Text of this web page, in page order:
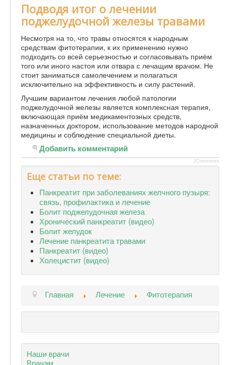
Подводя итог о лечении
поджелудочной железы травами
Несмотря на то, что травы относятся к народным
средствам фитотерапии, к их применению нужно
подходить со всей серьезностью и согласовывать приём
того или иного настоя или отвара с лечащим врачом. Не
стоит заниматься самолечением и полагаться
исключительно на эффективность и силу растений.
Лучшим вариантом лечения любой патологии
поджелудочной железы является комплексная терапия,
включающая приём медикаментозных средств,
назначенных доктором, использование методов народной
медицины и соблюдение специальной диеты.
Добавить комментарий
JComments
Еще статьи по теме:
Панкреатит при заболеваниях желчного пузыря:
связь, профилактика и лечение
Болит поджелудочная железа
Хронический панкреатит (видео)
Болит желудок
Лечение панкреатита травами
Панкреатит (видео)
Холецистит (видео)
Главная Лечение Фитотерапия
Наши врачи
Врачам